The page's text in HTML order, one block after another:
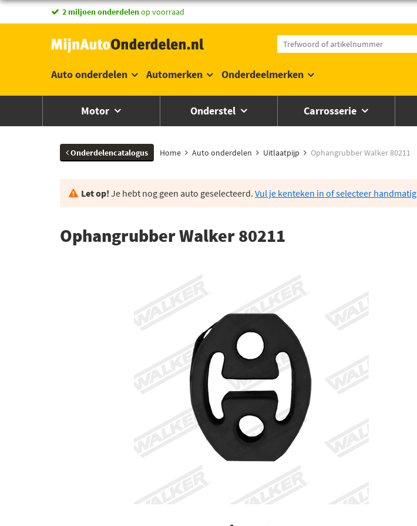
vandaag besteld,morgen in huis *
2 miljoen onderdelenop voorraad
Auto onderdelen Automerken Onderdeelmerken
Motor Onderstel Carrosserie
Onderdelencatalogus Home Auto onderdelen Uitlaatpijp Ophangrubber Walker 80211
Let op! Je hebt nog geen auto geselecteerd. Vul je kenteken in of selecteer handmatig
Ophangrubber Walker 80211